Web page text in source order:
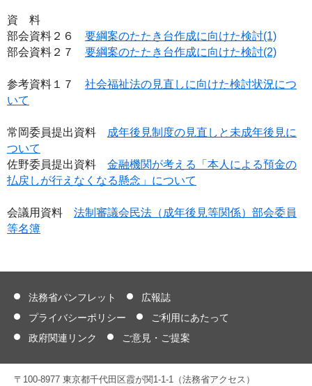
資 料
部会資料２６ 要綱案のたたき台作成に向けた検討(1)
部会資料２７ 要綱案のたたき台作成に向けた検討(2)
参考資料１７ 社会福祉法の見直しに向けた検討状況につ
いて
常岡委員提出資料
成年後見制度の見直しと未成年後見に
ついて
佐野委員提出資料 金融機関が考える「本人による預金の
払戻しが行えなくなる懸念」について
会議用資料 法制審議会民法（成年後見等関係）部会委員
等名簿
法務省パンフレット
広報誌
プライバシーポリシー
ご利用にあたって
政府関連リンク
ご意見・ご提案
〒100-8977 東京都千代田区霞が関1-1-1（法務省アクセス）